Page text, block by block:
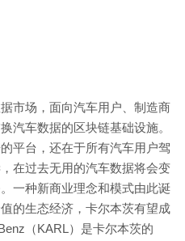
市场，面向汽车用户、制造商
汽车数据的区块链基础设施。
平台，还在于所有汽车用户驾
在过去无用的汽车数据将会变
一种新商业理念和模式由此诞
的生态经济，卡尔本茨有望成
（KARL）是卡尔本茨的